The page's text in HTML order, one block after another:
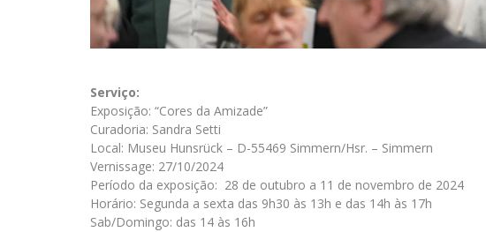
Serviço:
Exposição: “Cores da Amizade”
Curadoria: Sandra Setti
Local: Museu Hunsrück – D-55469 Simmern/Hsr. – Simmern
Vernissage: 27/10/2024
Período da exposição: 28 de outubro a 11 de novembro de 2024
Horário: Segunda a sexta das 9h30 às 13h e das 14h às 17h
Sab/Domingo: das 14 às 16h